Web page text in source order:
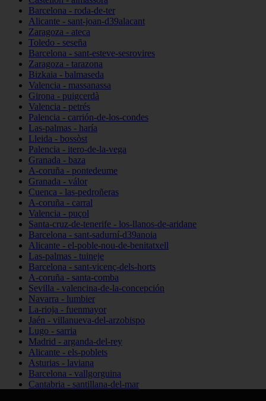
Barcelona - roda-de-ter
Alicante - sant-joan-d39alacant
Zaragoza - ateca
Toledo - seseña
Barcelona - sant-esteve-sesrovires
Zaragoza - tarazona
Bizkaia - balmaseda
Valencia - massanassa
Girona - puigcerdà
Valencia - petrés
Palencia - carrión-de-los-condes
Las-palmas - haría
Lleida - bossòst
Palencia - itero-de-la-vega
Granada - baza
A-coruña - pontedeume
Granada - válor
Cuenca - las-pedroñeras
A-coruña - carral
Valencia - puçol
Santa-cruz-de-tenerife - los-llanos-de-aridane
Barcelona - sant-sadurní-d39anoia
Alicante - el-poble-nou-de-benitatxell
Las-palmas - tuineje
Barcelona - sant-vicenç-dels-horts
A-coruña - santa-comba
Sevilla - valencina-de-la-concepción
Navarra - lumbier
La-rioja - fuenmayor
Jaén - villanueva-del-arzobispo
Lugo - sarria
Madrid - arganda-del-rey
Alicante - els-poblets
Asturias - laviana
Barcelona - vallgorguina
Cantabria - santillana-del-mar